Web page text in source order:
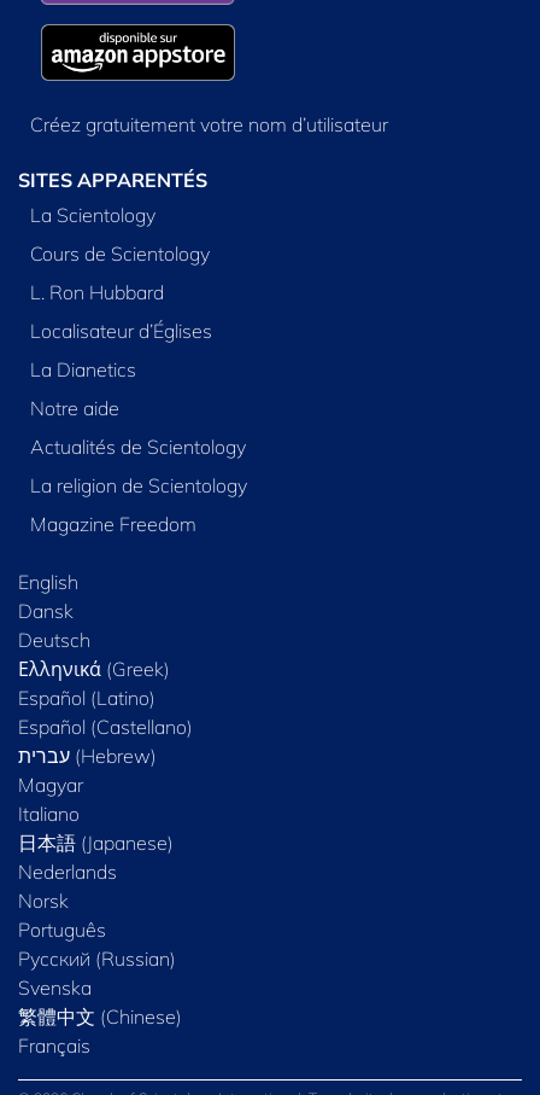
Créez gratuitement votre nom d’utilisateur
SITES APPARENTÉS
La Scientology
Cours de Scientology
L. Ron Hubbard
Localisateur d’Églises
La Dianetics
Notre aide
Actualités de Scientology
La religion de Scientology
Magazine Freedom
English
Dansk
Deutsch
Ελληνικά (Greek)
Español (Latino)
Español (Castellano)
Magyar
Italiano
日本語 (Japanese)
Nederlands
Norsk
Português
Русский (Russian)
Svenska
繁體中文 (Chinese)
Français